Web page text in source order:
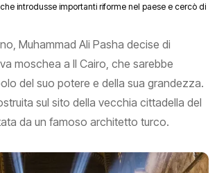
introdusse importanti riforme nel paese e cercò di
Muhammad Ali Pasha decise di
moschea a Il Cairo, che sarebbe
del suo potere e della sua grandezza.
sul sito della vecchia cittadella del
da un famoso architetto turco.